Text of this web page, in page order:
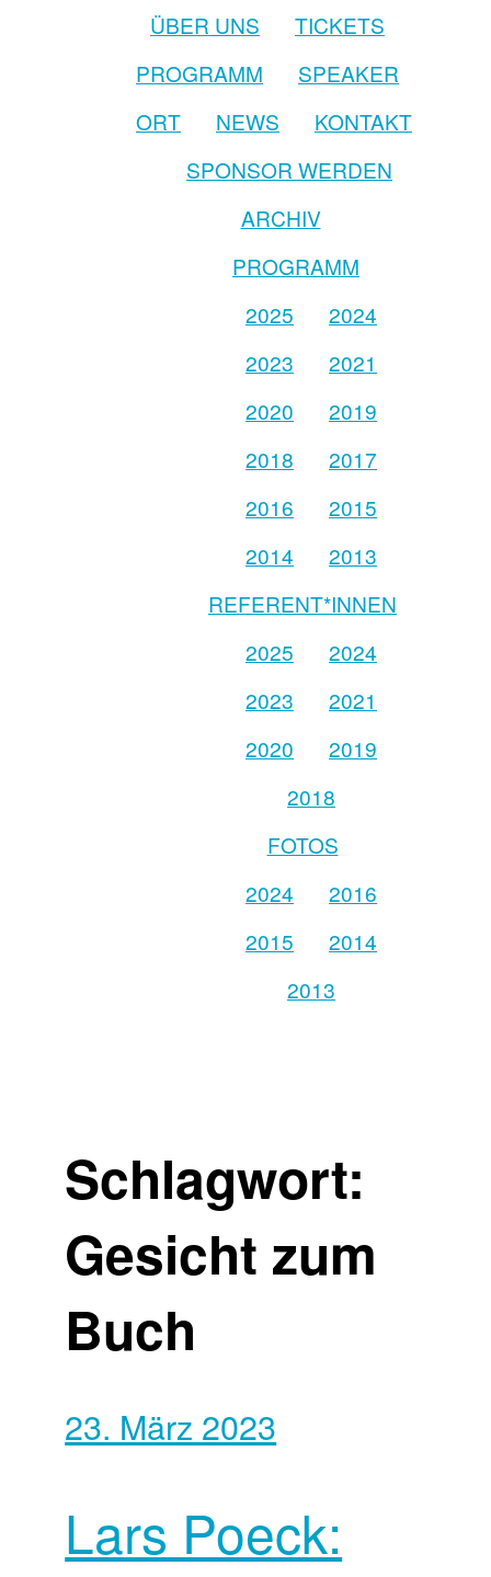
ÜBER UNS
TICKETS
PROGRAMM
SPEAKER
ORT
NEWS
KONTAKT
SPONSOR WERDEN
ARCHIV
PROGRAMM
2025
2024
2023
2021
2020
2019
2018
2017
2016
2015
2014
2013
REFERENT*INNEN
2025
2024
2023
2021
2020
2019
2018
FOTOS
2024
2016
2015
2014
2013
Schlagwort:
Gesicht zum
Buch
23. März 2023
Lars Poeck: